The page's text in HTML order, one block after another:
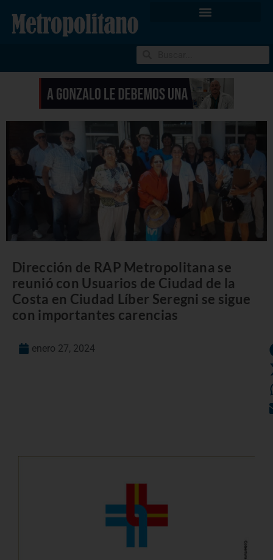
Dirección de RAP Metropolitana se
reunió con Usuarios de Ciudad de la
Costa en Ciudad Líber Seregni se sigue
con importantes carencias
enero 27, 2024